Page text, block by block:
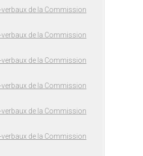
verbaux de la Commission
verbaux de la Commission
verbaux de la Commission
verbaux de la Commission
verbaux de la Commission
verbaux de la Commission